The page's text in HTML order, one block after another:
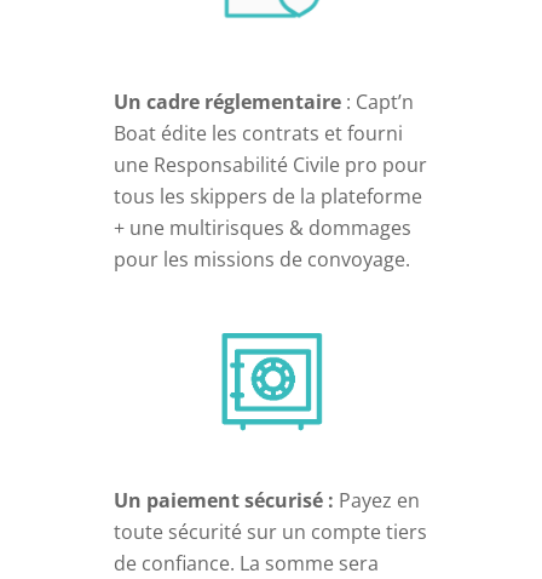
Un cadre réglementaire : Capt’n
Boat édite les contrats et fourni
une Responsabilité Civile pro pour
tous les skippers de la plateforme
+ une multirisques & dommages
pour les missions de convoyage.
Un paiement sécurisé : Payez en
toute sécurité sur un compte tiers
de confiance. La somme sera